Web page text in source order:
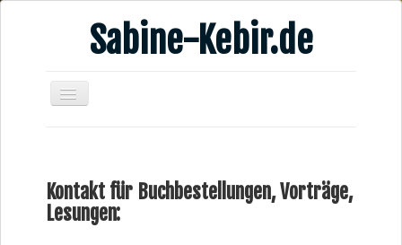
Sabine-Kebir.de
Publikationen
Veranstaltungsangebote
Kontakt für Buchbestellungen, Vorträge,
Lesungen: